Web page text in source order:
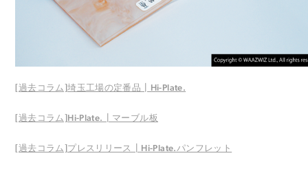
[過去コラム]埼玉工場の定番品┃Hi-Plate.
[過去コラム]Hi-Plate.┃マーブル板
[過去コラム]プレスリリース┃Hi-Plate.パンフレット